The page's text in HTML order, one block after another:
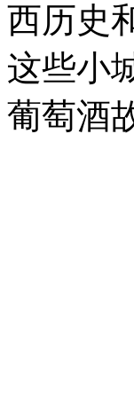
西历史
这些小
葡萄酒